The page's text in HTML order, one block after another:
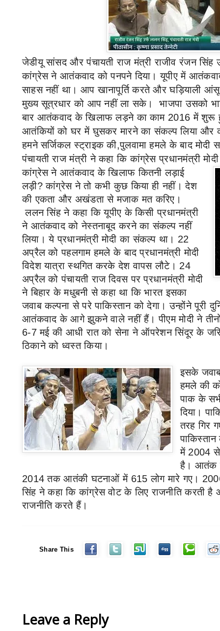
जेडीयू सांसद और पंचायती राज मंत्री राजीव रंजन सिंह
कांग्रेस ने आतंकवाद को पनपने दिया ।यूपीए में
साहस नहीं था । आप खानापूर्ति करते और घड़ियाली
मुख्य सूत्रधार को आप नहीं ला सके।
भाजपा उसको
बार आतंकवाद के खिलाफ लड़ने का काम 2016में शुरू
आतंकियों को घर में घुसकर मारने का संकल्प लिया और
हमने सर्जिकल स्ट्राइक की,पुलवामा हमले के बाद मोदी
पंचायती राज मंत्री ने कहा कि कांग्रेस प्रधानमंत्री
कांग्रेस ने आतंकवाद के खिलाफ कितनी लड़ाई
लड़ी?कांग्रेस ने तो कभी कुछ किया ही नहीं।देश
की एकता और अखंडता से मजाक मत करिए ।
ललन सिंह ने कहा कि यूपीए के किसी प्रधानमंत्री
ने आतंकवाद को नेस्तनाबूद करने का संकल्प नहीं
लिया ।ये प्रधानमंत्री मोदी का संकल्प था । 22
अप्रैल को पहलगाम हमले के बाद प्रधानमंत्री मोदी
विदेश यात्रा स्थगित करके देश वापस लौटे। 24
अप्रैल को पंचायती राज दिवस पर प्रधानमंत्री मोदी
ने बिहार के मधुबनी से कहा था कि भारत इसका
जवाब कल्पना से परे पाकिस्तान को देगा ।उन्होंने पूरी
आतंकवाद के आगे झुकने वाले नहीं हैं ।पीएम मोदी ने
6-7मई की आधी रात को सेना ने ऑपरेशन सिंदूर के
ठिकाने को ध्वस्त किया।
इसके
हमले की
पाक के
दिया ।
तरह गिर
में 2004
है। आतंक
2014तक आतंकी घटनाओं में 615लोग मारे गए।
सिंह ने कहा कि कांग्रेस वोट के लिए राजनीति करती है
राजनीति करते हैं।
Share This
Leave a Reply